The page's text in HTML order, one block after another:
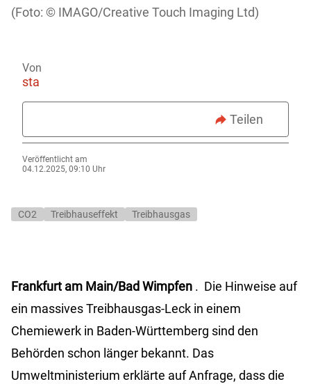
IMAGO/Creative Touch Imaging Ltd)
Von
sta
Teilen
Veröffentlicht am
04.12.2025, 09:10 Uhr
CO2 Treibhauseffekt Treibhausgas
Frankfurt am Main/Bad Wimpfen . Die Hinweise auf
ein massives Treibhausgas-Leck in einem
Chemiewerk in Baden-Württemberg sind den
Behörden schon länger bekannt. Das
Umweltministerium erklärte auf Anfrage, dass die